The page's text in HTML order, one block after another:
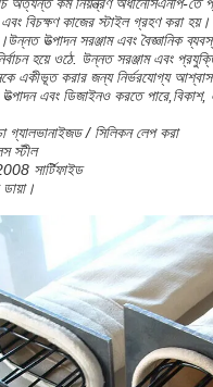
এবং বিচক্ষণ কাজের স্টাইল গ্রহণ করা
উত্পাদন সরঞ্জাম এবং বৈজ্ঞানিক
হয়ে ওঠে. উন্নত সরঞ্জাম এবং
একীভূত করার জন্য নির্ভরযোগ্য
এবং ডিজাইনও করতে পারে,বিকাশ,
গ্যালভানাইজড / সিলিকন লেপ করা
স্টীল
সার্টিফাইড